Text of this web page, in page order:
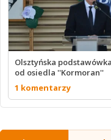
Olsztyńska
od osiedla ''Kormoran''
1 komentarzy